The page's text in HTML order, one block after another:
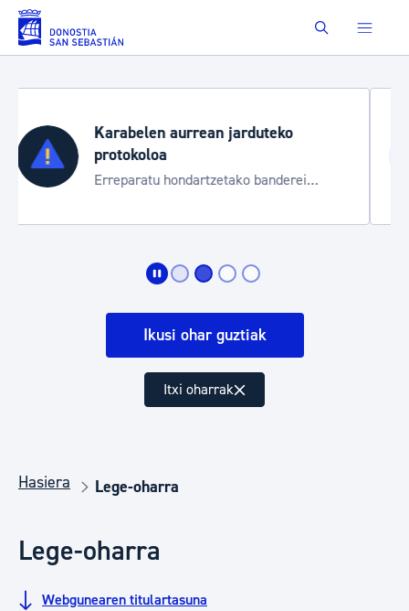
Eduki nagusira joan Buscar
Aste Nagusia 2026
Trafiko mozketak eta garraio zerbitzu
bereziak
Ikusi ohar guztiak
Itxi oharrak
Hasiera Lege-oharra
Lege-oharra
Webgunearen titulartasuna